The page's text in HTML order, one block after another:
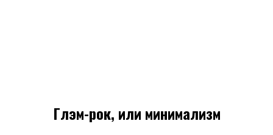
Глэм-рок, или минимализм